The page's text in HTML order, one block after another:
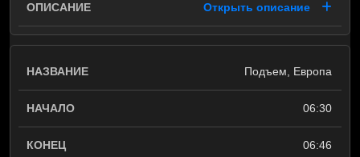
Открыть описание
Подъем, Европа
06:30
06:46